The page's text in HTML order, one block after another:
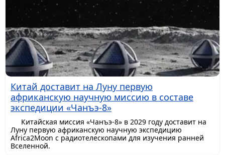
Китай доставит на Луну первую
африканскую научную миссию в составе
экспедиции «Чанъэ-8»
Китайская миссия «Чанъэ-8» в 2029 году доставит на
Луну первую африканскую научную экспедицию
Africa2Moon с радиотелескопами для изучения ранней
Вселенной.